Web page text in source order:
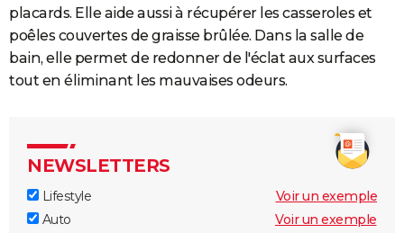
placards. Elle aide aussi à récupérer les casseroles et
poêles couvertes de graisse brûlée. Dans la salle de
bain, elle permet de redonner de l'éclat aux surfaces
tout en éliminant les mauvaises odeurs.
NEWSLETTERS
Lifestyle
Voir un exemple
Auto
Voir un exemple